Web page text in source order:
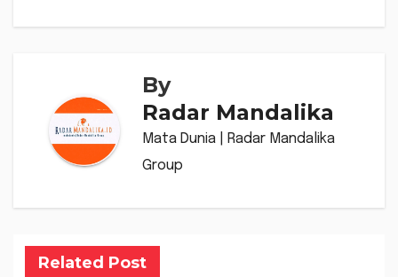
By
Radar Mandalika
Mata Dunia | Radar Mandalika
Group
Related Post